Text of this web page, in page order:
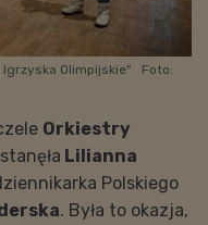
Olimpijskie"
Foto:
Orkiestry
stanęła Lilianna
Polskiego
. Była to okazja,